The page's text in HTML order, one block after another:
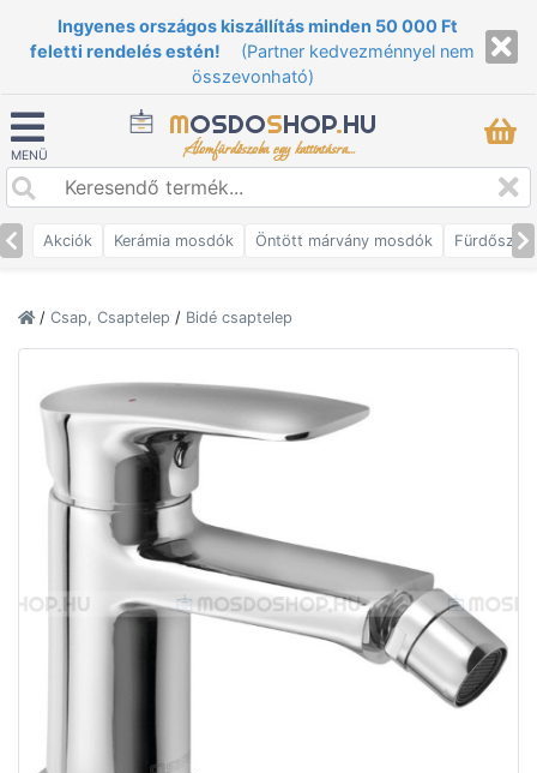
Ingyenes országos kiszállítás minden 50 000 Ft
feletti rendelés estén!
(Partner kedvezménnyel nem
összevonható)
MENÜ
MOSDOSHOP.HU
Álomfürdőszoba egy kattintásra...
Akciók Kerámia mosdók Öntött márvány mosdók
/ Csap, Csaptelep / Bidé csaptelep